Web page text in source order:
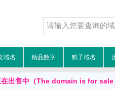
域名 精品数字 豹子域名
出售中（The domain is for sale